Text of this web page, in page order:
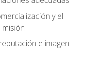
y el
e imagen